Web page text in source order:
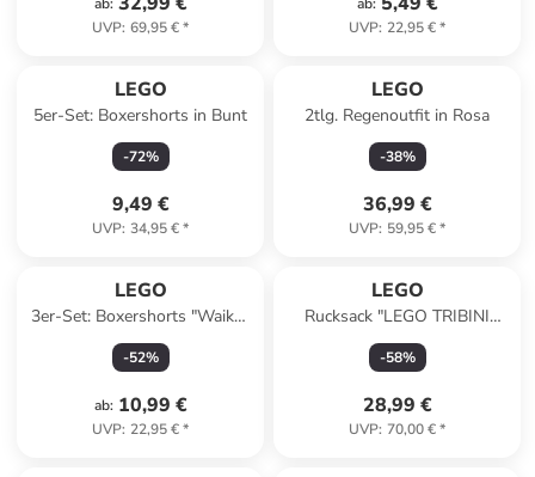
UVP: 69,95 €* UVP: 22,95 €*
LEGO
5er-Set: Boxershorts in Bunt
-72%
9,49 €
UVP: 34,95 €*
LEGO
2tlg. Regenoutfit in Rosa
-38%
36,99 €
UVP: 59,95 €*
LEGO
3er-Set: Boxershorts "Waiko"
in Dunkelblau/ Grün/ Blau
-52%
ab: 10,99 €
UVP: 22,95 €*
LEGO
Rucksack "LEGO TRIBINI
HAPPY" in Schwarz - (B)24 x
(H)31 x (T)10,5 cm
-58%
28,99 €
UVP: 70,00 €*